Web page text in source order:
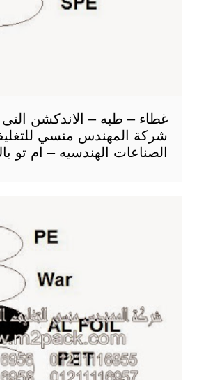
غطاء – طبه – الاندكشن
شركة المهندس منسي
الصناعات الهندسيه – ام تو